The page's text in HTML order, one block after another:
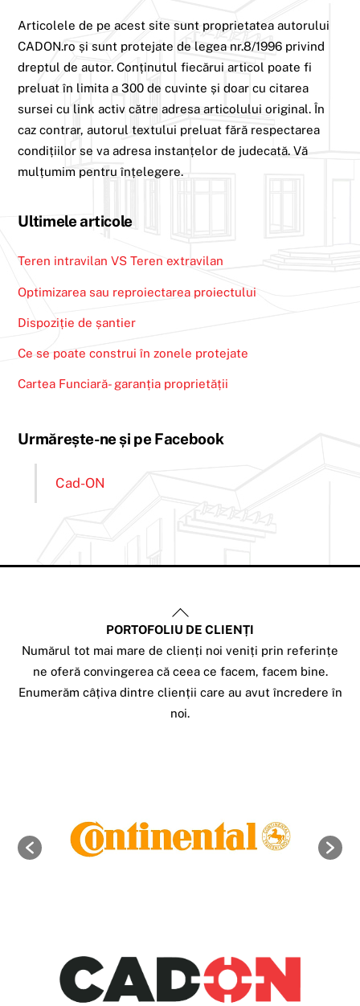
Articolele de pe acest site sunt proprietatea autorului
CADON.ro și sunt protejate de legea nr.8/1996 privind
dreptul de autor. Conținutul fiecărui articol poate fi
preluat în limita a 300 de cuvinte și doar cu citarea
sursei cu link activ către adresa articolului original. În
caz contrar, autorul textului preluat fără respectarea
condițiilor se va adresa instanțelor de judecată. Vă
mulțumim pentru înțelegere.
Ultimele articole
Teren intravilan VS Teren extravilan
Optimizarea sau reproiectarea proiectului
Dispoziție de șantier
Ce se poate construi în zonele protejate
Cartea Funciară- garanția proprietății
Urmărește-ne și pe Facebook
Cad-ON
Back
To
Top
PORTOFOLIU DE CLIENȚI
Numărul tot mai mare de clienți noi veniți prin referințe
ne oferă convingerea că ceea ce facem, facem bine.
Enumerăm câțiva dintre clienții care au avut încredere în
noi.